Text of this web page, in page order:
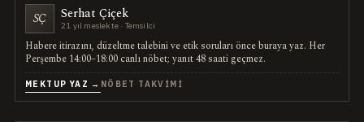
SÇ Serhat Çiçek
21 yıl meslekte · Temsilci
Habere itirazını, düzeltme talebini ve etik soruları önce buraya yaz. Her
Perşembe 14:00–18:00 canlı nöbet; yanıt 48 saati geçmez.
MEKTUP YAZ → NÖBET TAKVIMI